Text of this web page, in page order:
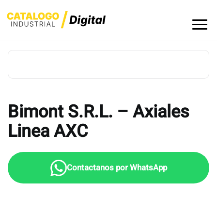
to
Bimont S.R.L. – Axiales
Linea AXC